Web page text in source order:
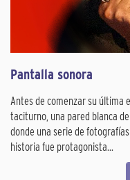
Pantalla sonora
Antes de comenzar su última
taciturno, una pared blanca
donde una serie de
historia fue protagonista...